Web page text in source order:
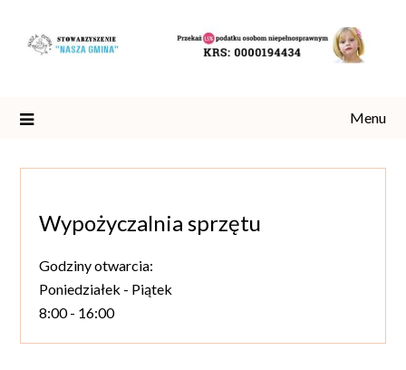
content
Menu
Wypożyczalnia sprzętu
Godziny otwarcia:
Poniedziałek - Piątek
8:00 - 16:00